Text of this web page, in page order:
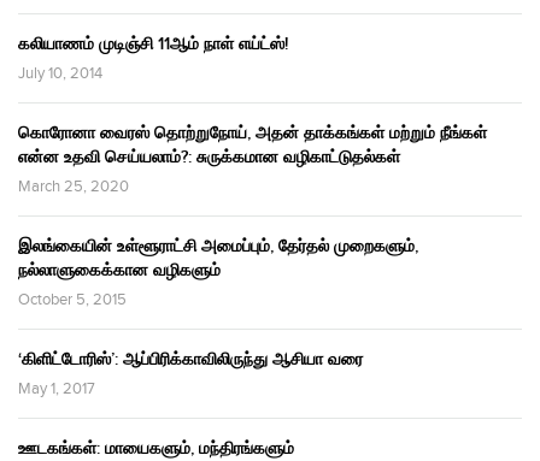
கலியாணம் முடிஞ்சி 11ஆம் நாள் எய்ட்ஸ்!
July 10, 2014
கொரோனா வைரஸ் தொற்றுநோய், அதன் தாக்கங்கள் மற்றும் நீங்கள்
என்ன உதவி செய்யலாம்?: சுருக்கமான வழிகாட்டுதல்கள்
March 25, 2020
இலங்கையின் உள்ளூராட்சி அமைப்பும், தேர்தல் முறைகளும்,
நல்லாளுகைக்கான வழிகளும்
October 5, 2015
‘கிளிட்டோரிஸ்’: ஆப்பிரிக்காவிலிருந்து ஆசியா வரை
May 1, 2017
ஊடகங்கள்: மாயைகளும், மந்திரங்களும்